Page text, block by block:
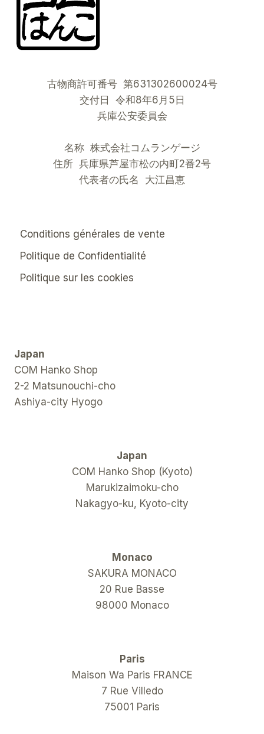
古物商許可番号 第631302600024号
交付日 令和8年6月5日
兵庫公安委員会
名称 株式会社コムランゲージ
住所 兵庫県芦屋市松の内町2番2号
代表者の氏名 大江昌恵
Conditions générales de vente
Politique de Confidentialité
Politique sur les cookies
Japan
COM Hanko Shop
2-2 Matsunouchi-cho
Ashiya-city Hyogo
Japan
COM Hanko Shop (Kyoto)
Marukizaimoku-cho
Nakagyo-ku, Kyoto-city
Monaco
SAKURA MONACO
20 Rue Basse
98000 Monaco
Paris
Maison Wa Paris FRANCE
7 Rue Villedo
75001 Paris